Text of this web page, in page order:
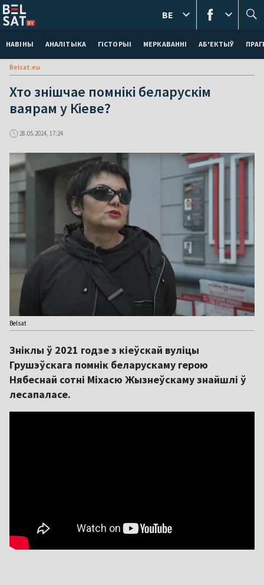
НАВІНЫ АНАЛІТЫКА ГІСТОРЫІ МЕРКАВАННI АБ'ЕКТЫЎ
BE
Belsat.eu
Хто знішчае помнікі беларускім
ваярам у Кіеве?
28.05.2024, 17:24
Belsat
Зніклы ў 2021 годзе з кіеўскай вуліцы
Грушэўскага помнік беларускаму герою
Нябеснай сотні Міхасю Жызнеўскаму знайшлі ў
лесапаласе.